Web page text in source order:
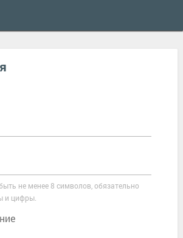
не менее 8 символов, обязательно
и цифры.